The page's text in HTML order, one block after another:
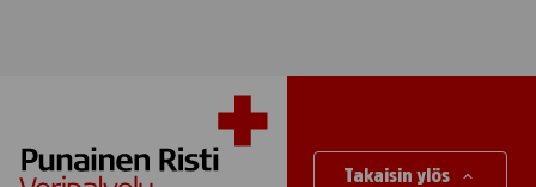
Takaisin ylös